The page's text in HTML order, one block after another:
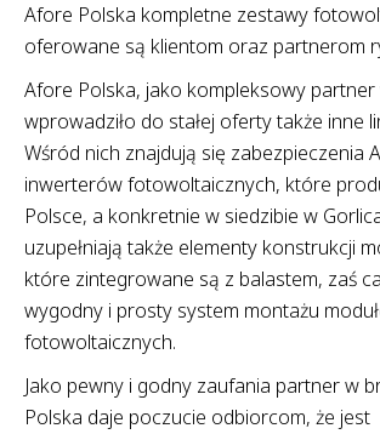
Afore Polska kompletne zestawy
oferowane są klientom oraz partnerom
Afore Polska, jako kompleksowy partner
wprowadziło do stałej oferty także inne
Wśród nich znajdują się zabezpieczenia
inwerterów fotowoltaicznych, które
Polsce, a konkretnie w siedzibie w
uzupełniają także elementy konstrukcji
które zintegrowane są z balastem, zaś
wygodny i prosty system montażu
fotowoltaicznych.
Jako pewny i godny zaufania partner w
Polska daje poczucie odbiorcom, że jest